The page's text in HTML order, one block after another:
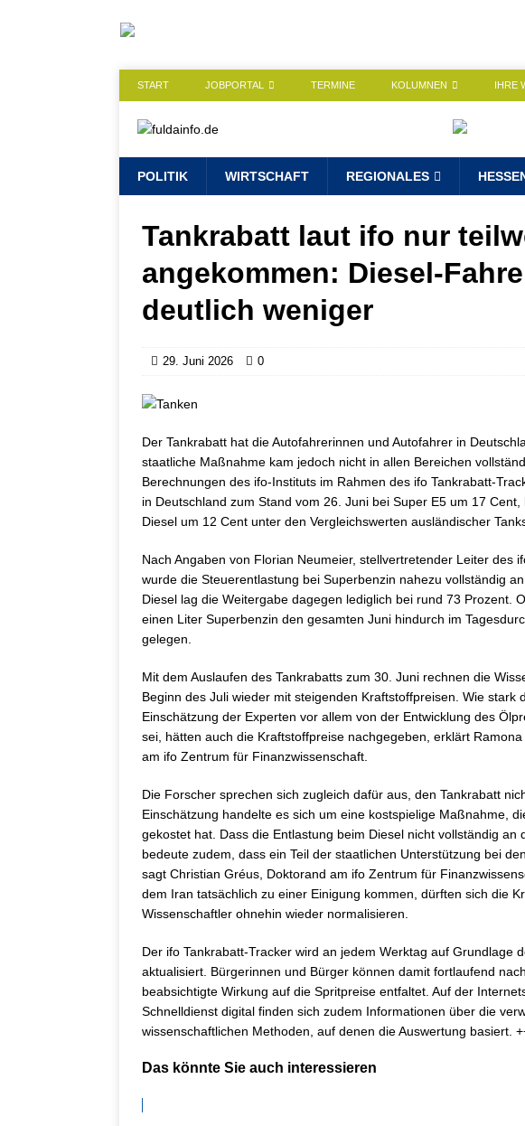
START JOBPORTAL TERMINE KOLUMNEN IHRE
POLITIK WIRTSCHAFT REGIONALES
Tankrabatt laut ifo nur
angekommen: Diesel-
deutlich weniger
29. Juni 2026 0
Der Tankrabatt hat die Autofahrerinnen und Autofahrer in
staatliche Maßnahme kam jedoch nicht in allen Bereichen
Berechnungen des ifo-Instituts im Rahmen des ifo Tankrabatt-
in Deutschland zum Stand vom 26. Juni bei Super E5 um 17
Diesel um 12 Cent unter den Vergleichswerten ausländischer
Nach Angaben von Florian Neumeier, stellvertretender Leiter des
wurde die Steuerentlastung bei Superbenzin nahezu vollständig
Diesel lag die Weitergabe dagegen lediglich bei rund 73 Prozent.
einen Liter Superbenzin den gesamten Juni hindurch im
gelegen.
Mit dem Auslaufen des Tankrabatts zum 30. Juni rechnen die
Beginn des Juli wieder mit steigenden Kraftstoffpreisen. Wie stark
Einschätzung der Experten vor allem von der Entwicklung des
sei, hätten auch die Kraftstoffpreise nachgegeben, erklärt
am ifo Zentrum für Finanzwissenschaft.
Die Forscher sprechen sich zugleich dafür aus, den Tankrabatt
Einschätzung handelte es sich um eine kostspielige Maßnahme,
gekostet hat. Dass die Entlastung beim Diesel nicht vollständig an
bedeute zudem, dass ein Teil der staatlichen Unterstützung bei
sagt Christian Gréus, Doktorand am ifo Zentrum für
dem Iran tatsächlich zu einer Einigung kommen, dürften sich die
Wissenschaftler ohnehin wieder normalisieren.
Der ifo Tankrabatt-Tracker wird an jedem Werktag auf Grundlage
aktualisiert. Bürgerinnen und Bürger können damit fortlaufend
beabsichtigte Wirkung auf die Spritpreise entfaltet. Auf der
Schnelldienst digital finden sich zudem Informationen über die
wissenschaftlichen Methoden, auf denen die Auswertung basiert.
Das könnte Sie auch interessieren